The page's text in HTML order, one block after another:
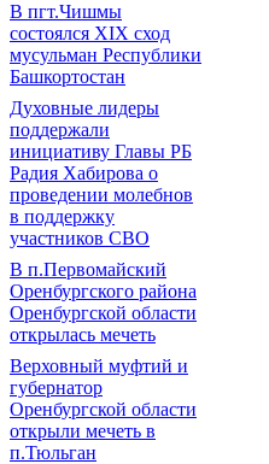
В пгт.Чишмы
состоялся XIX сход
мусульман Республики
Башкортостан
Духовные лидеры
поддержали
инициативу Главы РБ
Радия Хабирова о
проведении молебнов
в поддержку
участников СВО
В п.Первомайский
Оренбургского района
Оренбургской области
открылась мечеть
Верховный муфтий и
губернатор
Оренбургской области
открыли мечеть в
п.Тюльган